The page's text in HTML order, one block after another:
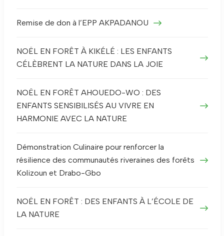
Remise de don à l’EPP AKPADANOU
NOËL EN FORÊT À KIKÉLÉ : LES ENFANTS
CÉLÈBRENT LA NATURE DANS LA JOIE
NOËL EN FORÊT AHOUEDO-WO : DES
ENFANTS SENSIBILISÉS AU VIVRE EN
HARMONIE AVEC LA NATURE
Démonstration Culinaire pour renforcer la
résilience des communautés riveraines des forêts
Kolizoun et Drabo-Gbo
NOËL EN FORÊT : DES ENFANTS À L’ÉCOLE DE
LA NATURE